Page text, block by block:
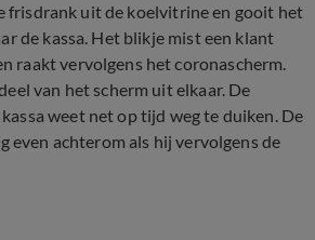
frisdrank uit de koelvitrine en gooit het
de kassa. Het blikje mist een klant
raakt vervolgens het coronascherm.
van het scherm uit elkaar. De
weet net op tijd weg te duiken. De
even achterom als hij vervolgens de